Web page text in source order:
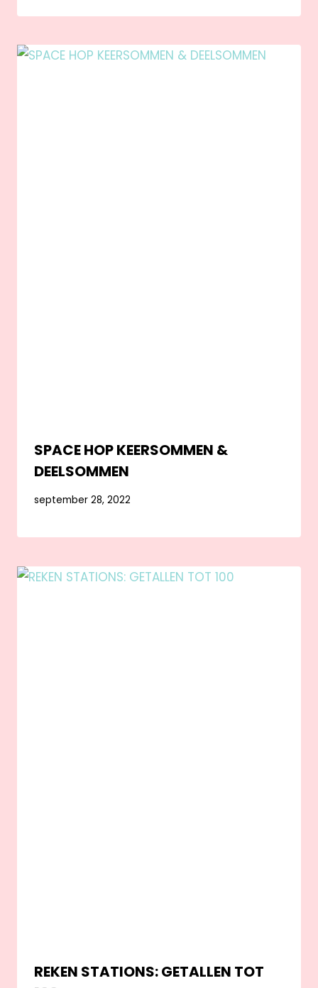
SPACE HOP KEERSOMMEN &
DEELSOMMEN
september 28, 2022
REKEN STATIONS: GETALLEN TOT